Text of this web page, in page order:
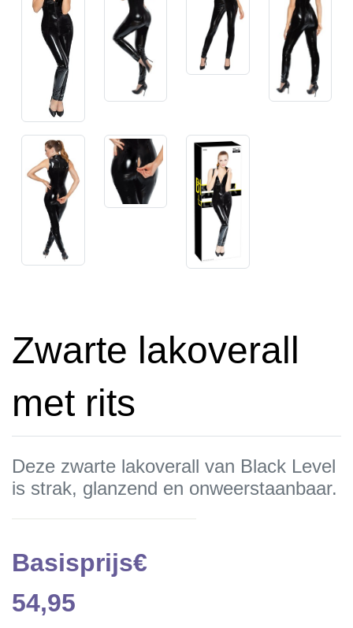
Zwarte lakoverall
met rits
Deze zwarte lakoverall van Black Level
is strak, glanzend en onweerstaanbaar.
Basisprijs€
54,95